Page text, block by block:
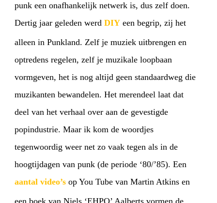
punk een onafhankelijk netwerk is, dus zelf doen.
Dertig jaar geleden werd DIY een begrip, zij het
alleen in Punkland. Zelf je muziek uitbrengen en
optredens regelen, zelf je muzikale loopbaan
vormgeven, het is nog altijd geen standaardweg die
muzikanten bewandelen. Het merendeel laat dat
deel van het verhaal over aan de gevestigde
popindustrie. Maar ik kom de woordjes
tegenwoordig weer net zo vaak tegen als in de
hoogtijdagen van punk (de periode ‘80/’85). Een
aantal video’s op You Tube van Martin Atkins en
een boek van Niels ‘EHPO’ Aalberts vormen de